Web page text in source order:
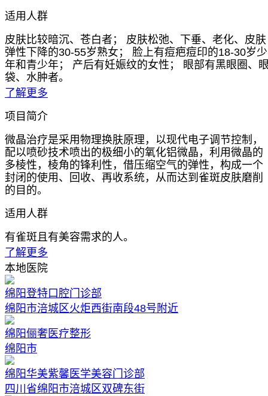
适用人群
皮肤比较暗沉、苍白者； 皮肤松弛、下垂、老化、皮肤
弹性下降的30-55岁熟女； 脸上有痘疤痘印的18-30岁少
年和青少年； 产后有妊娠纹的女性； 眼部有黑眼圈、
袋、水肿者。
了解更多
项目简介
微晶治疗是采用物理换肤原理，以现代电子调节控制，
配以喷砂技术喷出的极细小的氧化铝微晶，利用微晶的
多棱性，棱角的锋利性，借压缩空气的弹性，构成一个
封闭的使用、回收、再收系统，从而达到雀斑皮肤磨削
的目的。
适用人群
有雀斑且有美容需求的人。
了解更多
本地医院
绵阳登特口腔门诊部
绵阳市涪城区火炬西街南段48号附近
绵阳俪奢医疗整形
绵阳市
绵阳华美紫馨医学美容门诊部
四川省绵阳市涪城区双碑东街